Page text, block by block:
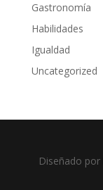
Gastronomía
Habilidades
Igualdad
Uncategorized
Diseñado por